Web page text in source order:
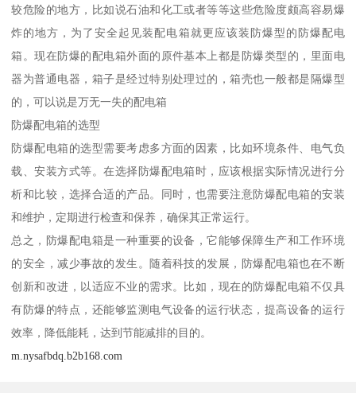
较危险的地方，比如说石油和化工或者等等这些危险度颇高容易爆
炸的地方，为了安全起见装配电箱就更应该装防爆型的防爆配电
箱。现在防爆的配电箱外面的原件基本上都是防爆类型的，里面电
器为普通电器，箱子是经过特别处理过的，箱壳也一般都是隔爆型
的，可以说是万无一失的配电箱
防爆配电箱的选型
防爆配电箱的选型需要考虑多方面的因素，比如环境条件、电气负
载、安装方式等。在选择防爆配电箱时，应该根据实际情况进行分
析和比较，选择合适的产品。同时，也需要注意防爆配电箱的安装
和维护，定期进行检查和保养，确保其正常运行。
总之，防爆配电箱是一种重要的设备，它能够保障生产和工作环境
的安全，减少事故的发生。随着科技的发展，防爆配电箱也在不断
创新和改进，以适应不业的需求。比如，现在的防爆配电箱不仅具
有防爆的特点，还能够监测电气设备的运行状态，提高设备的运行
效率，降低能耗，达到节能减排的目的。
m.nysafbdq.b2b168.com